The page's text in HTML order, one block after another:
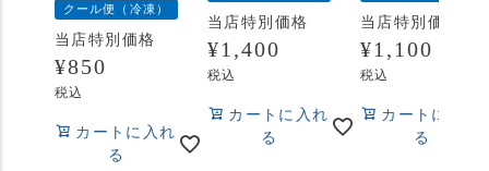
クール便（冷凍）
当店特別価格
¥850
税込
カートに入れ
る
当店特別価格
¥1,400
税込
カートに入れ
る
当店特別価格
¥1,100
税込
カートに入れ
る